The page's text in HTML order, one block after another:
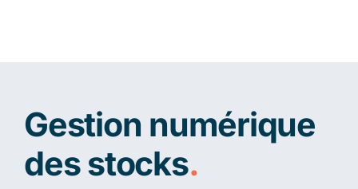
Gestion numérique
des stocks.